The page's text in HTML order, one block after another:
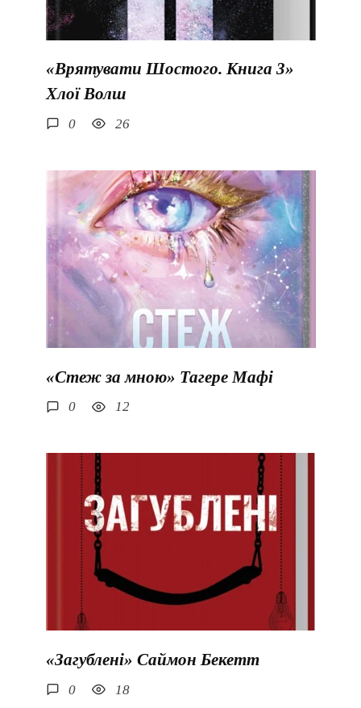
«Врятувати Шостого. Книга 3»
Хлої Волш
0 26
«Стеж за мною» Тагере Мафі
0 12
«Загублені» Саймон Бекетт
0 18